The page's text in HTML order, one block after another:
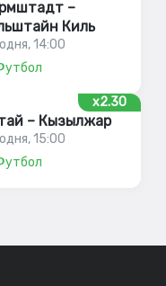
–
Киль
14:00
x2.30
– Кызылжар
15:00